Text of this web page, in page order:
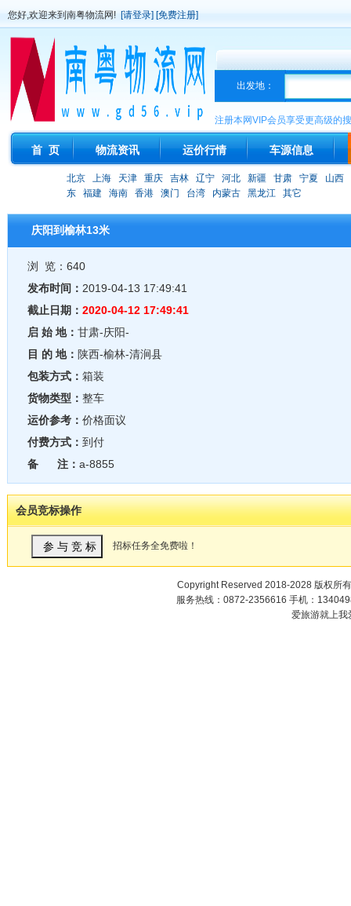
您好,欢迎来到南粤物流网! [请登录] [免费注册]
出发地：
注册本网VIP会员享受更高级的
首 页 物流资讯 运价行情 车源信息
北京 上海 天津 重庆 吉林 辽宁 河北 新疆 甘肃 宁夏
山西
东
福建 海南 香港 澳门 台湾 内蒙古 黑龙江 其它
庆阳到榆林13米
浏 览：640
发布时间： 2019-04-13 17:49:41
截止日期： 2020-04-12 17:49:41
启 始 地： 甘肃-庆阳-
目 的 地： 陕西-榆林-清涧县
包装方式： 箱装
货物类型： 整车
运价参考： 价格面议
付费方式： 到付
备 注： a-8855
会员竞标操作
招标任务全免费啦！
Copyright Reserved 2018-2028 版权所
服务热线：0872-2356616 手机：
爱旅游就上我